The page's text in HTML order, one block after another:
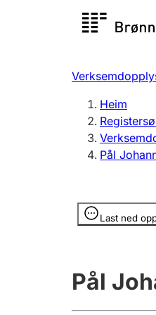
Registersøk
Registrere,
Heim
Pål
Last ned
Opplysninger
Pål